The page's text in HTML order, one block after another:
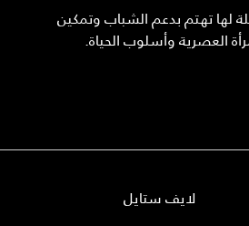
لها تهتم بدعم الشباب وتمكين
العصرية وأسلوب الحياة.
لايف ستايل